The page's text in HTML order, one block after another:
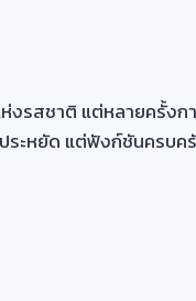
รสชาติ แต่หลายครั้ง
ระหยัด แต่ฟังก์ชันครบ